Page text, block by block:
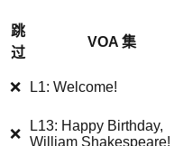
跳
过
VOA 集
❌ L1: Welcome!
❌
L13: Happy Birthday,
William Shakespeare!